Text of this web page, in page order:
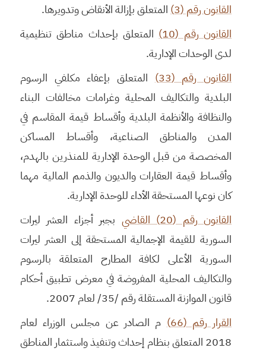
القانون رقم (3)
المتعلق بإزالة الأنقاض وتدويرها.
القانون رقم (10)
المتعلق بإحداث مناطق تنظيمية
لدى الوحدات الإدارية.
القانون رقم (33)
المتعلق بإعفاء مكلفي الرسوم
البلدية والتكاليف المحلية وغرامات مخالفات البناء
والنظافة والأنظمة البلدية وأقساط قيمة المقاسم في
المدن والمناطق الصناعية، وأقساط المساكن
المخصصة من قبل الوحدة الإدارية للمنذرين بالهدم،
وأقساط قيمة العقارات والديون والذمم المالية مهما
كان نوعها المستحقة الأداء للوحدة الإدارية.
القانون رقم (20) القاضي
بجبر أجزاء العشر ليرات
السورية للقيمة الإجمالية المستحقة إلى العشر ليرات
السورية الأعلى لكافة المطارح المتعلقة بالرسوم
والتكاليف المحلية المفروضة في معرض تطبيق أحكام
قانون الموازنة المستقلة رقم /35/ لعام 2007.
القرار رقم (66)
م الصادر عن مجلس الوزراء لعام
2018 المتعلق بنظام إحداث وتنفيذ واستثمار المناطق